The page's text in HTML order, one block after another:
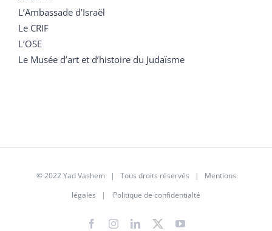
L’Ambassade d’Israël
Le CRIF
L’OSE
Le Musée d’art et d’histoire du Judaïsme
© 2022 Yad Vashem | Tous droits réservés | Mentions
légales | Politique de confidentialté
FacebookInstagramLinkedIn
X YouTube